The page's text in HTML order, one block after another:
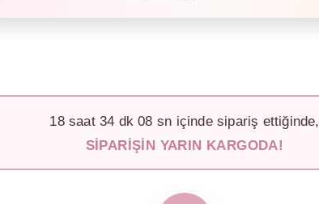
18saat34 dk05 sn içinde sipariş ettiğinde,
SIPARIŞIN YARIN KARGODA!